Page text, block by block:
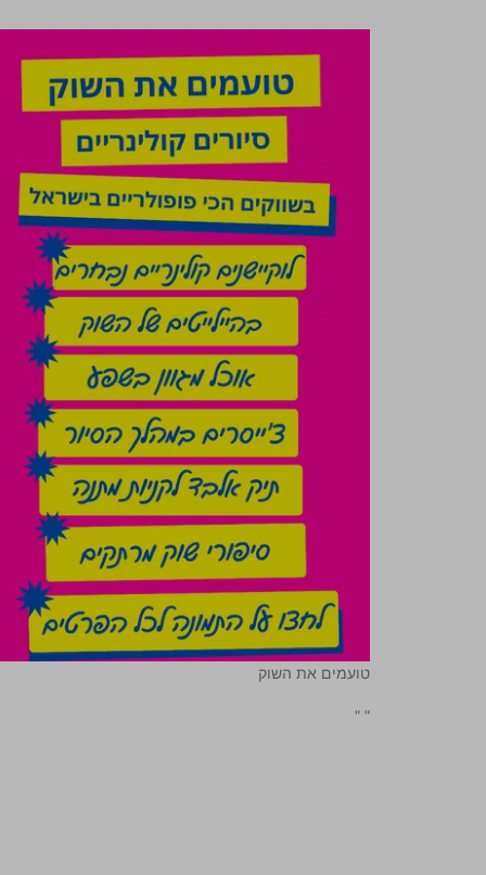
טועמים את השוק
"
"